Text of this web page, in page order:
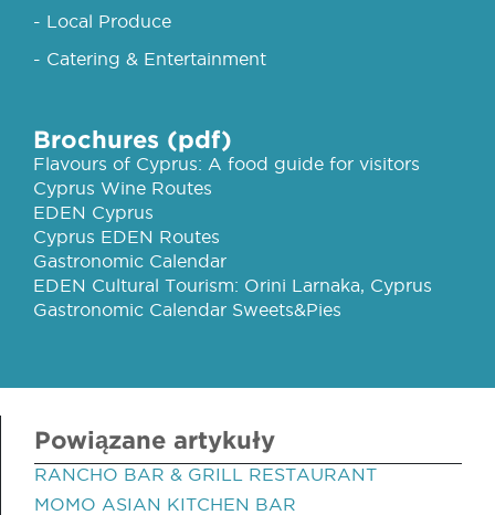
- Local Produce
- Catering & Entertainment
Brochures (pdf)
Flavours of Cyprus: A food guide for visitors
Cyprus Wine Routes
EDEN Cyprus
Cyprus EDEN Routes
Gastronomic Calendar
EDEN Cultural Tourism: Orini Larnaka, Cyprus
Gastronomic Calendar Sweets&Pies
Powiązane artykuły
RANCHO BAR & GRILL RESTAURANT
MOMO ASIAN KITCHEN BAR